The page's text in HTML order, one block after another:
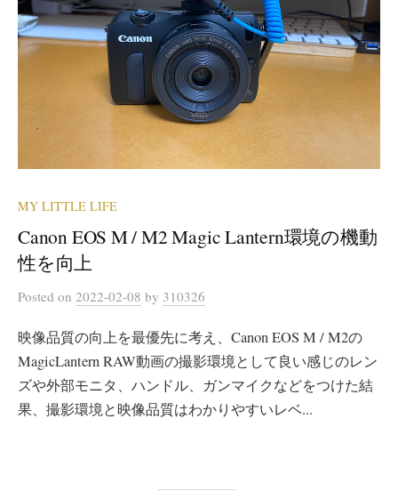
MY LITTLE LIFE
Canon EOS M / M2 Magic Lantern環境の機動
性を向上
Posted on 2022-02-08 by 310326
映像品質の向上を最優先に考え、Canon EOS M / M2の
MagicLantern RAW動画の撮影環境として良い感じのレン
ズや外部モニタ、ハンドル、ガンマイクなどをつけた結
果、撮影環境と映像品質はわかりやすいレベ...